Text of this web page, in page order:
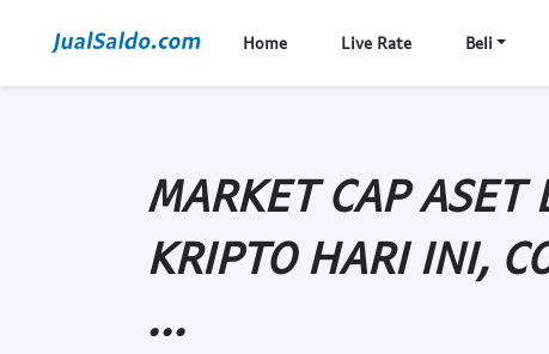
Home Live Rate Beli
MARKET CAP
KRIPTO HARI INI,
...